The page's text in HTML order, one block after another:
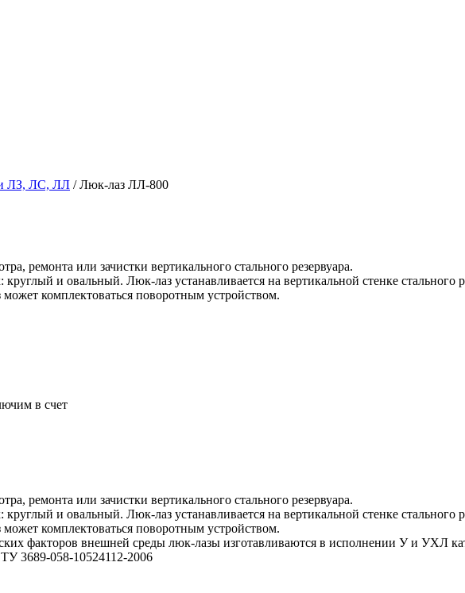
ЛЗ, ЛС, ЛЛ / Люк-лаз ЛЛ-800
ремонта или зачистки вертикального стального резервуара.
и овальный. Люк-лаз устанавливается на вертикальной стенке
комплектоваться поворотным устройством.
в счет
ремонта или зачистки вертикального стального резервуара.
и овальный. Люк-лаз устанавливается на вертикальной стенке
комплектоваться поворотным устройством.
факторов внешней среды люк-лазы изготавливаются в исполнении У и УХЛ
3689-058-10524112-2006